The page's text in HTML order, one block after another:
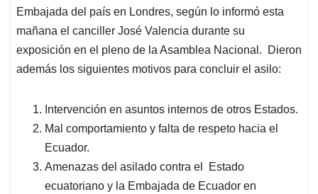
Embajada del país en Londres, según lo informó esta
mañana el canciller José Valencia durante su
exposición en el pleno de la Asamblea Nacional. Dieron
además los siguientes motivos para concluir el asilo:
Intervención en asuntos internos de otros Estados.
Mal comportamiento y falta de respeto hacia el
Ecuador.
Amenazas del asilado contra el Estado
ecuatoriano y la Embajada de Ecuador en